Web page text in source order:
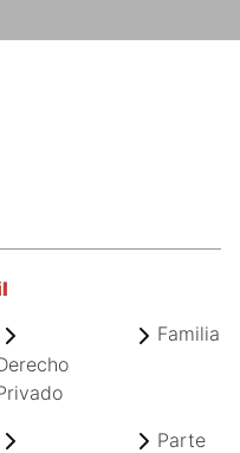
Familia
Parte